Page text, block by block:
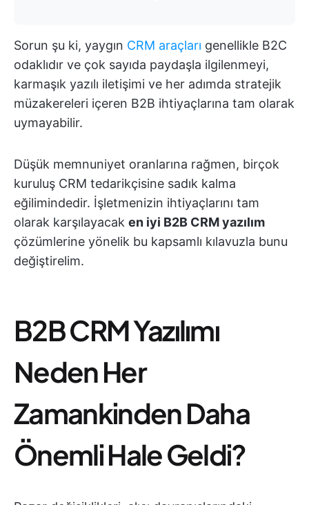
Sorun şu ki, yaygın CRM araçları genellikle B2C
odaklıdır ve çok sayıda paydaşla ilgilenmeyi,
karmaşık yazılı iletişimi ve her adımda stratejik
müzakereleri içeren B2B ihtiyaçlarına tam olarak
uymayabilir.
Düşük memnuniyet oranlarına rağmen, birçok
kuruluş CRM tedarikçisine sadık kalma
eğilimindedir. İşletmenizin ihtiyaçlarını tam
olarak karşılayacak en iyi B2B CRM yazılım
çözümlerine yönelik bu kapsamlı kılavuzla bunu
değiştirelim.
B2B CRM Yazılımı
Neden Her
Zamankinden Daha
Önemli Hale Geldi?